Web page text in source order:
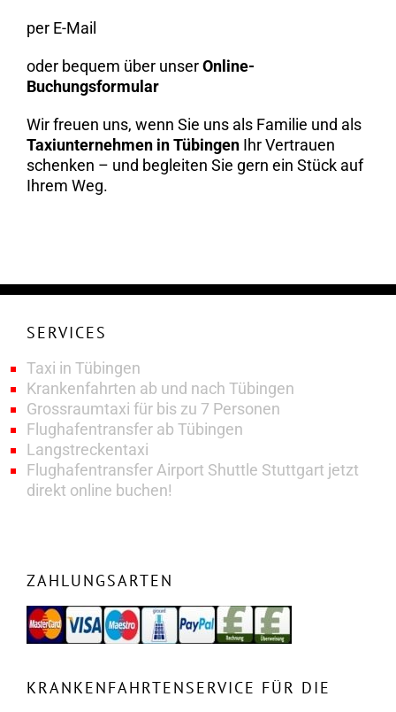
per E-Mail
oder bequem über unserOnline-
Buchungsformular
Wir freuen uns, wenn Sie uns als Familie und als
Taxiunternehmen in TübingenIhr Vertrauen
schenken – und begleiten Sie gern ein Stück auf
Ihrem Weg.
SERVICES
Taxi in Tübingen
Krankenfahrten ab und nach Tübingen
Grossraumtaxi für bis zu 7 Personen
Flughafentransfer ab Tübingen
Langstreckentaxi
Flughafentransfer Airport Shuttle Stuttgart jetzt
direkt online buchen!
ZAHLUNGSARTEN
KRANKENFAHRTENSERVICE FÜR DIE